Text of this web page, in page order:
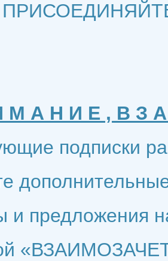
М А Н И Е , В З
подписки
и предложения